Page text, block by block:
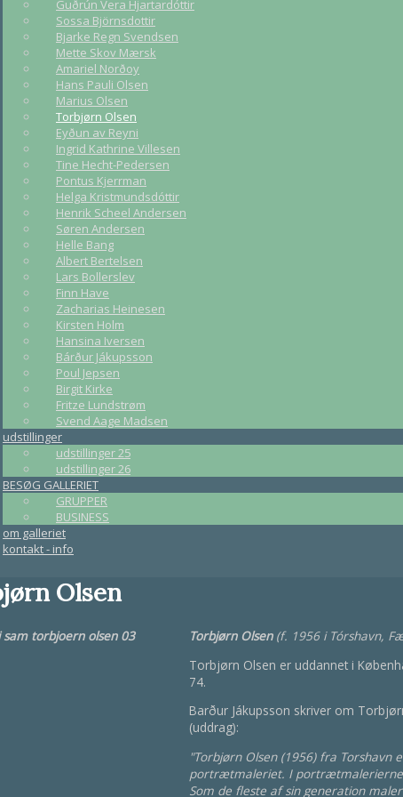
Guðrún Vera Hjartardóttir
Sossa Björnsdottir
Bjarke Regn Svendsen
Mette Skov Mærsk
Amariel Norðoy
Hans Pauli Olsen
Marius Olsen
Torbjørn Olsen
Eyðun av Reyni
Ingrid Kathrine Villesen
Tine Hecht-Pedersen
Pontus Kjerrman
Helga Kristmundsdóttir
Henrik Scheel Andersen
Søren Andersen
Helle Bang
Albert Bertelsen
Lars Bollerslev
Finn Have
Zacharias Heinesen
Kirsten Holm
Hansina Iversen
Bárður Jákupsson
Poul Jepsen
Birgit Kirke
Fritze Lundstrøm
Svend Aage Madsen
udstillinger
udstillinger 25
udstillinger 26
BESØG GALLERIET
GRUPPER
BUSINESS
om galleriet
kontakt - info
Olsen
Torbjørn Olsen(f. 1956 i Tórshavn,
Torbjørn Olsen er uddannet i
74.
Barður Jákupsson skriver om
(uddrag):
"Torbjørn Olsen (1956) fra
portrætmaleriet. I portrætmalerierne
Som de fleste af sin generation